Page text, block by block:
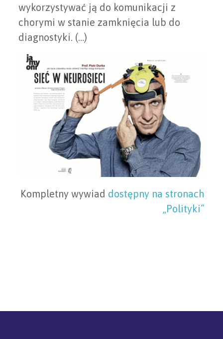
wykorzystywać ją do komunikacji z
chorymi w stanie zamknięcia lub do
diagnostyki. (…)
Kompletny wywiad dostępny na stronach
„Polityki”